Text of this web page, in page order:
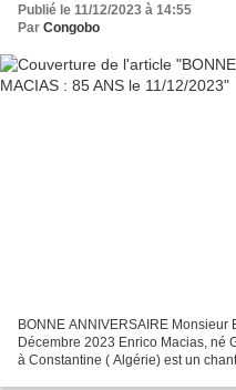
Publié le 11/12/2023 à 14:55
Par Congobo
BONNE ANNIVERSAIRE Monsieur
Décembre 2023 Enrico Macias, né
à Constantine ( Algérie) est un